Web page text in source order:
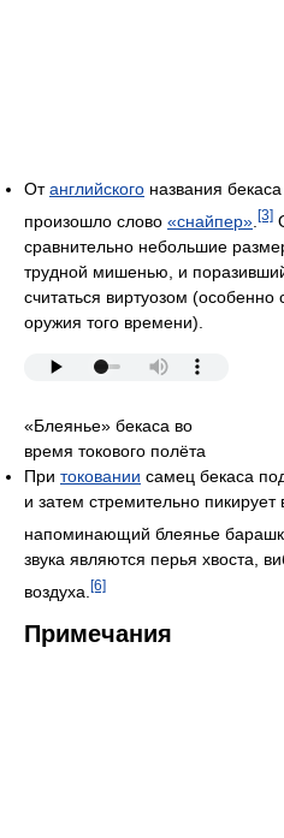
Отанглийского названия бекаса
произошло слово «снайпер» [3]
сравнительно небольшие
трудной мишенью, и
считаться виртуозом (особенно
оружия того времени).
«Блеянье» бекаса во
время токового полёта
При токовании самец бекаса
и затем стремительно пикирует
напоминающий блеянье
звука являются перья хвоста,
воздуха. [6]
Примечания